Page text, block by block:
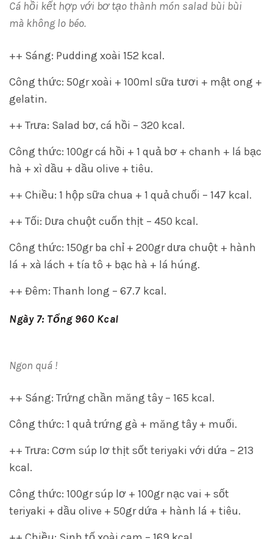
Cá hồi kết hợp với bơ tạo thành món salad bùi bùi
mà không lo béo.
++ Sáng: Pudding xoài 152 kcal.
Công thức: 50gr xoài + 100ml sữa tươi + mật ong +
gelatin.
++ Trưa: Salad bơ, cá hồi – 320 kcal.
Công thức: 100gr cá hồi + 1 quả bơ + chanh + lá bạc
hà + xì dầu + dầu olive + tiêu.
++ Chiều: 1 hộp sữa chua + 1 quả chuối – 147 kcal.
++ Tối: Dưa chuột cuốn thịt – 450 kcal.
Công thức: 150gr ba chỉ + 200gr dưa chuột + hành
lá + xà lách + tía tô + bạc hà + lá húng.
++ Đêm: Thanh long – 67.7 kcal.
Ngày 7: Tổng 960 Kcal
Ngon quá !
++ Sáng: Trứng chần măng tây – 165 kcal.
Công thức: 1 quả trứng gà + măng tây + muối.
++ Trưa: Cơm súp lơ thịt sốt teriyaki với dứa – 213
kcal.
Công thức: 100gr súp lơ + 100gr nạc vai + sốt
teriyaki + dầu olive + 50gr dứa + hành lá + tiêu.